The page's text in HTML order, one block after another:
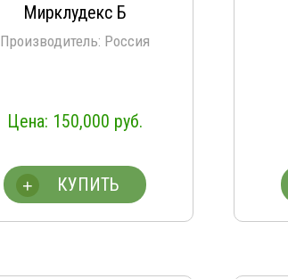
Мирклудекс Б
Производитель: Россия
150,000 руб.
КУПИТЬ
+